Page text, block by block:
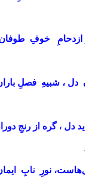
ازدحامِ خوفِ
دل ، شبیهِ فصلِ
دل ، گره از رنجِ
نورِ نابِ